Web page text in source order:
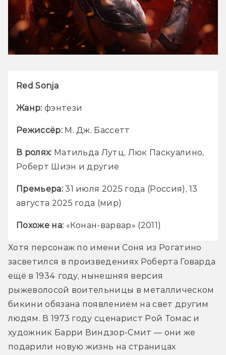
Red Sonja
Жанр: фэнтези
Режиссёр: М. Дж. Бассетт
В ролях: Матильда Лутц, Люк Паскуалино,
Роберт Шиэн и другие
Премьера: 31 июля 2025 года (Россия), 13
августа 2025 года (мир)
Похоже на: «Конан-варвар» (2011)
Хотя персонаж по имени Соня из Рогатино
засветился в произведениях Роберта Говарда
ещё в 1934 году, нынешняя версия
рыжеволосой воительницы в металлическом
бикини обязана появлением на свет другим
людям. В 1973 году сценарист Рой Томас и
художник Барри Виндзор-Смит — они же
подарили новую жизнь на страницах